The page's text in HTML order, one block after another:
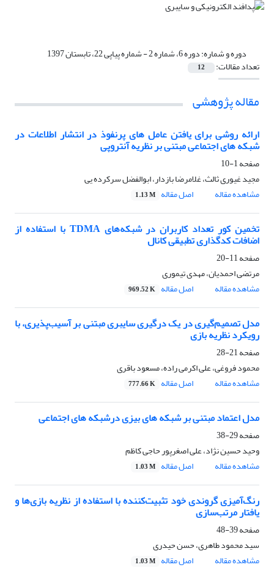
دوره و شماره:دوره 6، شماره 2 - شماره پیاپی 22، تابستان 1397
تعداد مقالات: 12
مقاله پژوهشی
ارائه روشی برای یافتن عامل های پرنفوذ در انتشار اطلاعات در
شبکه های اجتماعی مبتنی بر نظریه آنتروپی
صفحه1-10
مجید غیوری ثالث، غلامرضا بازدار، ابوالفضل سرکرده یی
مشاهده مقاله
اصل مقاله 1.13 M
تخمین کور تعداد کاربران در شبکه‌های TDMA با استفاده از
اضافات کدگذاری تطبیقی کانال
صفحه11-20
مرتضی احمدیان، مهدی تیموری
مشاهده مقاله
اصل مقاله 969.52 K
مدل تصمیم‌گیری در یک درگیری سایبری مبتنی بر آسیب‌پذیری، با
رویکرد نظریه بازی
صفحه21-28
محمود فروغی، علی اکرمی راده، مسعود باقری
مشاهده مقاله
اصل مقاله 777.66 K
مدل اعتماد مبتنی بر شبکه های بیزی درشبکه های اجتماعی
صفحه29-38
وحید حسین نژاد، علی اصغرپور حاجی کاظم
مشاهده مقاله
اصل مقاله 1.03 M
رنگ‌آمیزی گروندی خود‌ تثبیت‌کننده با استفاده از نظریه بازی‌ها و
یافتار مرتب‌سازی
صفحه39-48
سید محمود طاهری، حسن حیدری
مشاهده مقاله
اصل مقاله 1.03 M